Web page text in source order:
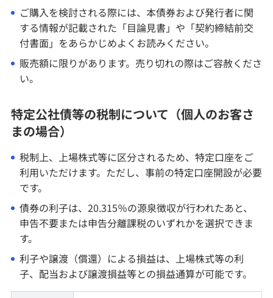
ご購入を検討される際には、本債券および発行者に関
する情報が記載された「目論見書」や「契約締結前交
付書面」をあらかじめよくお読みください。
販売額に限りがあります。売り切れの際はご容赦くださ
い。
特定公社債等の税制について（個人のお客さ
まの場合）
税制上、上場株式等に区分されるため、特定口座をご
利用いただけます。ただし、事前の特定口座開設が必要
です。
債券の利子は、20.315％の源泉徴収が行われたあと、
申告不要または申告分離課税のいずれかを選択できま
す。
利子や譲渡（償還）による損益は、上場株式等の利
子、配当および譲渡損益等との損益通算が可能です。